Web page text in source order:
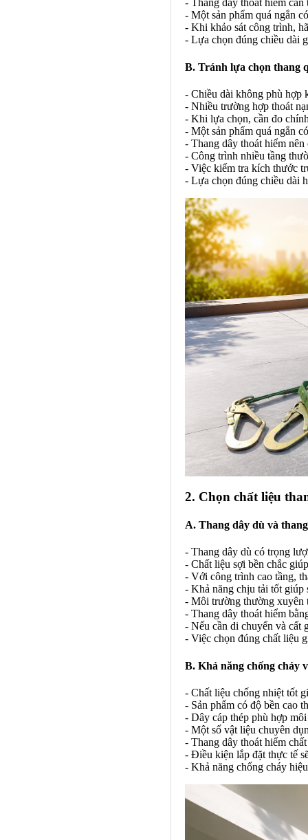
- Thang dây thoát hiểm
- Một sản phẩm quá ngắn
- Khi khảo sát công trình,
- Lựa chọn đúng chiều dài
B. Tránh lựa chọn thang
- Chiều dài không phù hợp
- Nhiều trường hợp thoát
- Khi lựa chọn, cần đo
- Một sản phẩm quá ngắn
- Thang dây thoát hiểm
- Công trình nhiều tầng
- Việc kiểm tra kích thước
- Lựa chọn đúng chiều dài
2. Chọn chất liệu
A. Thang dây dù và
- Thang dây dù có trọng
- Chất liệu sợi bền chắc
- Với công trình cao tầng,
- Khả năng chịu tải tốt giúp
- Môi trường thường xuyên
- Thang dây thoát hiểm
- Nếu cần di chuyển và cất
- Việc chọn đúng chất liệu
B. Khả năng chống cháy
- Chất liệu chống nhiệt tốt
- Sản phẩm có độ bền cao
- Dây cáp thép phù hợp
- Một số vật liệu chuyên
- Thang dây thoát hiểm
- Điều kiện lắp đặt thực tế
- Khả năng chống cháy